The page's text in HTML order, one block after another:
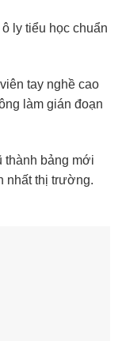
ly tiểu học chuẩn
tay nghề cao
làm gián đoạn
thành bảng mới
nhất thị trường.